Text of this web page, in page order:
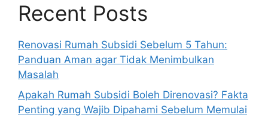
Recent Posts
Renovasi Rumah Subsidi Sebelum 5 Tahun:
Panduan Aman agar Tidak Menimbulkan
Masalah
Apakah Rumah Subsidi Boleh Direnovasi? Fakta
Penting yang Wajib Dipahami Sebelum Memulai